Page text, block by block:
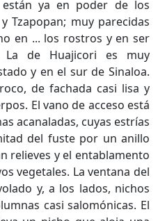
ya en poder de los
Tzapopan; muy parecidas
en ... los rostros y en ser
La de Huajicori es muy
y en el sur de Sinaloa.
de fachada casi lisa y
El vano de acceso está
acanaladas, cuyas estrías
del fuste por un anillo
relieves y el entablamento
vegetales. La ventana del
y, a los lados, nichos
casi salomónicas. El